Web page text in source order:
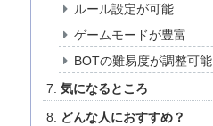
ルール設定が可能
ゲームモードが豊富
BOTの難易度が調整可能
気になるところ
どんな人におすすめ？